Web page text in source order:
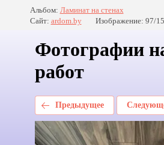
Альбом: Ламинат на стенах
Сайт: ardom.by Изображение: 97/
Фотографии
работ
Предыдущее